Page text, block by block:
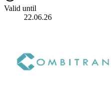
Valid until
22.06.26